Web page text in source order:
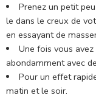
Prenez un petit
le dans le creux de
en essayant de
Une fois vous
abondamment avec de
Pour un effet
matin et le soir.